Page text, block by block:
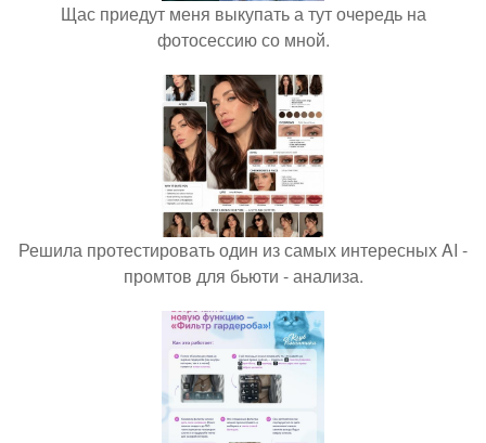
Щас приедут меня выкупать а тут очередь на
фотосессию со мной.
Решила протестировать один из самых интересных AI -
промтов для бьюти - анализа.